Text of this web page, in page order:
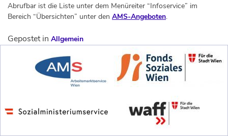
Abrufbar ist die Liste unter dem Menüreiter “Infoservice” im
Bereich “Übersichten” unter den AMS-Angeboten.
Gepostet in Allgemein